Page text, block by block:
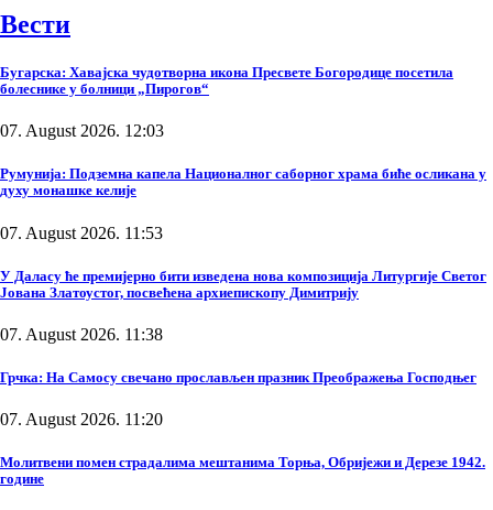
Вести
Бугарска: Хавајска чудотворна икона Пресвете Богородице посетила
болеснике у болници „Пирогов“
07. August 2026. 12:03
Румунија: Подземна капела Националног саборног храма биће осликана у
духу монашке келије
07. August 2026. 11:53
У Даласу ће премијерно бити изведена нова композиција Литургије Светог
Јована Златоустог, посвећена архиепископу Димитрију
07. August 2026. 11:38
Грчка: На Самосу свечано прослављен празник Преображења Господњег
07. August 2026. 11:20
Молитвени помен страдалима мештанима Торња, Обријежи и Дерезе 1942.
године